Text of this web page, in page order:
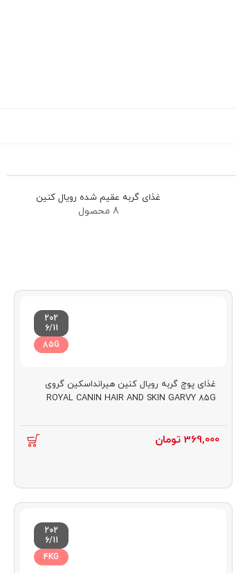
غذای گربه عقیم شده رویال کنین
8 محصول
202
6/11
85G
غذای پوچ گربه رویال کنین هیرانداسکین گروی
ROYAL CANIN HAIR AND SKIN GARVY 85G
369,000 تومان
202
6/11
4KG